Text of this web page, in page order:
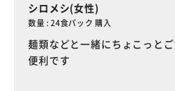
シロメシ(女性)
数量 : 24食パック 購入
麺類などと一緒にちょこっと
便利です